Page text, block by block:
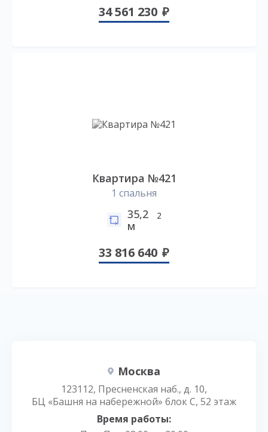
34 561 230
Квартира №421
1 спальня
35,2
м
2
33 816 640
Москва
123112, Пресненская наб., д. 10,
БЦ «Башня на набережной» блок С, 52 этаж
Время работы: